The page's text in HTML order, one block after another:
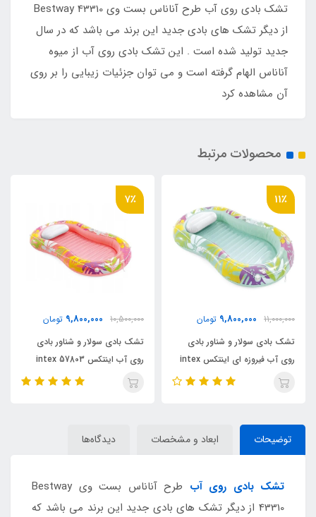
تشک بادی روی آب طرح آناناس بست وی Bestway 43310
از دیگر تشک های بادی جدید این برند می باشد که در سال
جدید تولید شده است . این تشک بادی روی آب از میوه
آناناس الهام گرفته است و می توان جزئیات زیبایی را بر روی
آن مشاهده کرد
محصولات مرتبط
11٪
11,000,000
9,800,000 تومان
تشک بادی سولار و شناور بادی
روی آب فیروزه ای اینتکس intex
57803
7٪
10,500,000
9,800,000 تومان
تشک بادی سولار و شناور بادی
روی آب اینتکس intex 57803
توضیحات ابعاد و مشخصات دیدگاه‌ها
تشک بادی روی آب
طرح آناناس بست وی Bestway
43310 از دیگر تشک های بادی جدید این برند می باشد که